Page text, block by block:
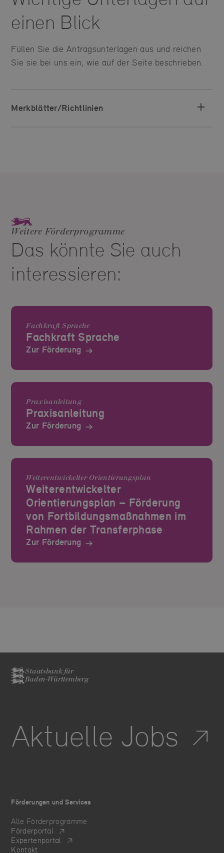
einen Blick
Füllen Sie die Antragsunterlagen aus und reichen
Sie sie bei uns ein, wie auf der Seite beschrieben.
Merkblätter/Richtlinien
Weitere Förderprogramme
Das könnte Sie auch
interessieren:
Fachkraft Sprache
Fachkraft Sprache
Zur Förderung
Praxisanleitung
Praxisanleitung
Zur Förderung
Weiterentwickelter Orientierungsplan
Weiterentwickelter
Orientierungsplan – Förderung
von Fortbildungsmaßnahmen im
Rahmen der Transferphase
Zur Förderung
Staatsbank für
Baden-Württemberg
Aktuelle Jobs
Förderungen und Services
Alle Förderprogramme
Förderportal
Expertenportal
Kontakt